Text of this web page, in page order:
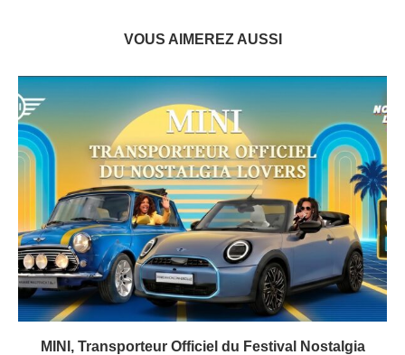
VOUS AIMEREZ AUSSI
MINI, Transporteur Officiel du Festival Nostalgia